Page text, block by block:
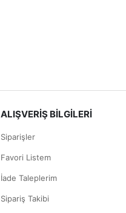
ALIŞVERİŞ BİLGİLERİ
Siparişler
Favori Listem
İade Taleplerim
Sipariş Takibi